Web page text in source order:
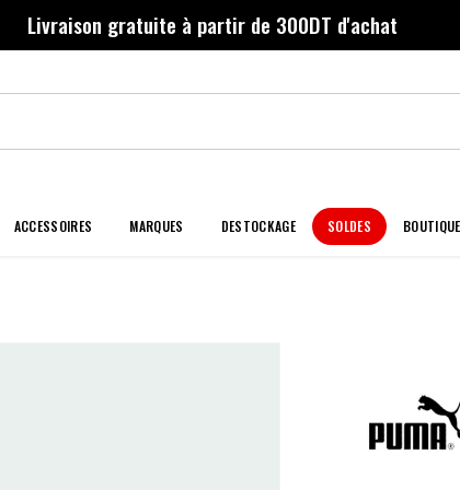
Livraison gratuite à partir de 300DT d'achat
ACCESSOIRES MARQUES DESTOCKAGE SOLDES